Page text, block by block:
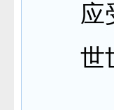
应
世